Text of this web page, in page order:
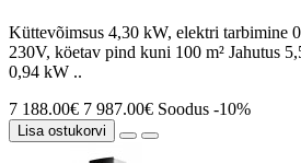
Küttevõimsus 4,30 kW, elektri tarbimine
230V, köetav pind kuni 100 m² Jahutus
0,94 kW ..
7 188.00€ 7 987.00€ Soodus -10%
Lisa ostukorvi